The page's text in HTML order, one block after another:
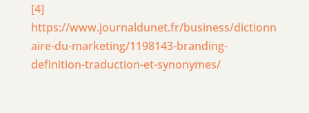
[4]
https://www.journaldunet.fr/business/dictionn
aire-du-marketing/1198143-branding-
definition-traduction-et-synonymes/